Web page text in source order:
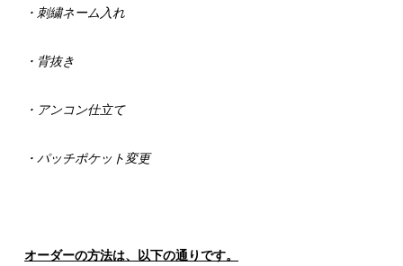
・刺繍ネーム入れ
・背抜き
・アンコン仕立て
・パッチポケット変更
オーダーの方法は、以下の通りです。